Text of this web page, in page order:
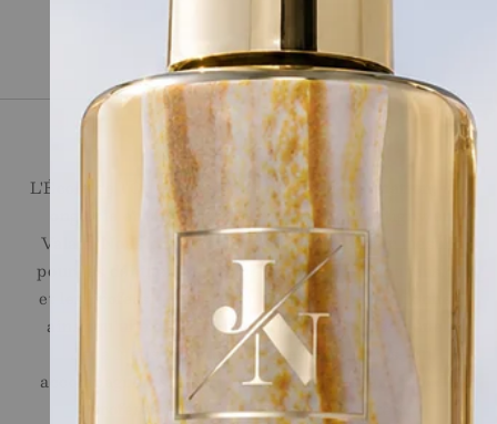
Ecole de l'Ongle
L'École de l'Ongle réunit un centre de formation, une
onglerie et une boutique en ligne, à Martigny en
Valais. Nous proposons des formations sur mesure
pour les débutantes, les personnes en reconversion
et les professionnelles souhaitant se perfectionner,
ainsi qu'une sélection de produits professionnels
Jana Nails pour les stylistes ongulaires. Un
accompagnement sur le long terme, assuré par des
professionnelles reconnues du secteur.